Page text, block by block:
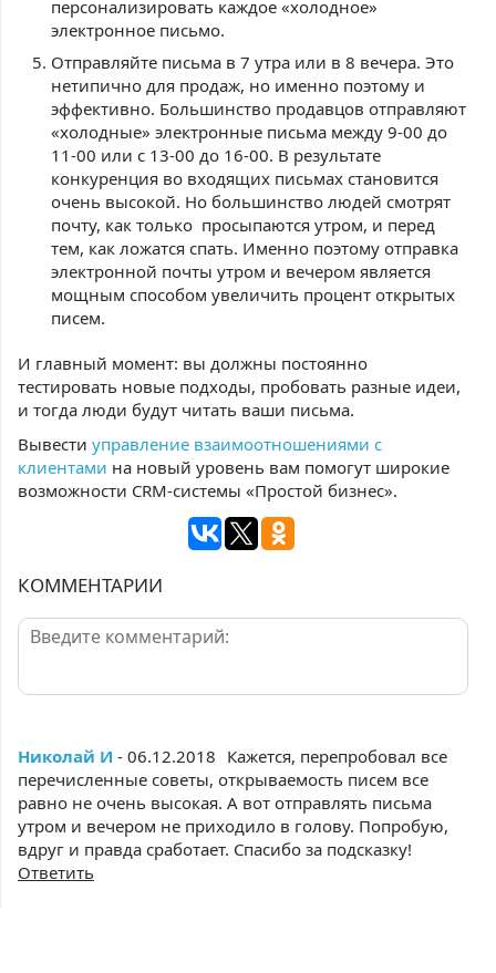
персонализировать каждое «холодное»
электронное письмо.
Отправляйте письма в 7 утра или в 8 вечера. Это
нетипично для продаж, но именно поэтому и
эффективно. Большинство продавцов отправляют
«холодные» электронные письма между 9-00 до
11-00 или с 13-00 до 16-00. В результате
конкуренция во входящих письмах становится
очень высокой. Но большинство людей смотрят
почту, как только просыпаются утром, и перед
тем, как ложатся спать. Именно поэтому отправка
электронной почты утром и вечером является
мощным способом увеличить процент открытых
писем.
И главный момент: вы должны постоянно
тестировать новые подходы, пробовать разные идеи,
и тогда люди будут читать ваши письма.
Вывести управление взаимоотношениями с
клиентами на новый уровень вам помогут широкие
возможности CRM-системы «Простой бизнес».
КОММЕНТАРИИ
Николай И - 06.12.2018 Кажется, перепробовал все
перечисленные советы, открываемость писем все
равно не очень высокая. А вот отправлять письма
утром и вечером не приходило в голову. Попробую,
вдруг и правда сработает. Спасибо за подсказку!
Ответить